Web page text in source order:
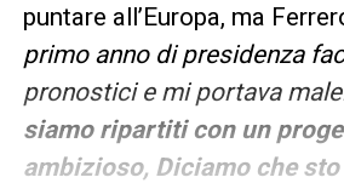
puntare all’Europa, ma
primo anno di presidenza
pronostici e mi portava
siamo ripartiti con un
ambizioso, Diciamo che